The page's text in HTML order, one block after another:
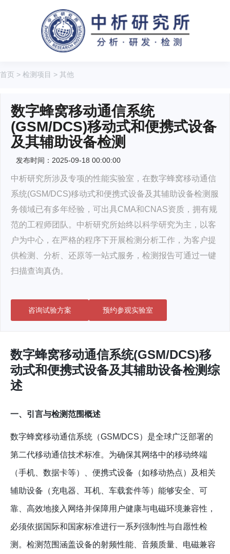
首页 > 检测项目 > 其他
数字蜂窝移动通信系统
(GSM/DCS)移动式和便携式设备
及其辅助设备检测
发布时间：2025-09-18 00:00:00
中析研究所涉及专项的性能实验室，在数字蜂窝移动通信
系统(GSM/DCS)移动式和便携式设备及其辅助设备检测服
务领域已有多年经验，可出具CMA和CNAS资质，拥有规
范的工程师团队。中析研究所始终以科学研究为主，以客
户为中心，在严格的程序下开展检测分析工作，为客户提
供检测、分析、还原等一站式服务，检测报告可通过一键
扫描查询真伪。
咨询试验方案 预约参观实验室
数字蜂窝移动通信系统(GSM/DCS)移
动式和便携式设备及其辅助设备检测综
述
一、引言与检测范围概述
数字蜂窝移动通信系统（GSM/DCS）是全球广泛部署的
第二代移动通信技术标准。为确保其网络中的移动终端
（手机、数据卡等）、便携式设备（如移动热点）及相关
辅助设备（充电器、耳机、车载套件等）能够安全、可
靠、高效地接入网络并保障用户健康与电磁环境兼容性，
必须依据国际和国家标准进行一系列强制性与自愿性检
测。检测范围涵盖设备的射频性能、音频质量、电磁兼容